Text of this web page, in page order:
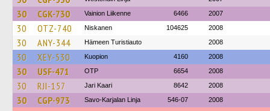
30 CGK-730 Vainion Liikenne 6466 2007
30 OTZ-740 Niskanen 104625 2008
30 ANY-344 Hämeen Turistiauto 2008
30 XEY-530 Kuopion 4160 2008
30 USF-471 OTP 6654 2008
30 RJI-157 Jari Kaari 8642 2008
30 CGP-973 Savo-Karjalan Linja 546-07 2008